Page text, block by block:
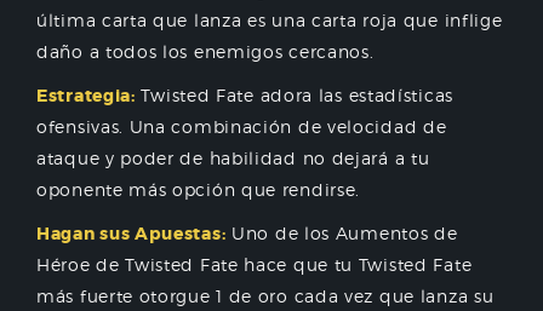
última carta que lanza es una carta roja que inflige
daño a todos los enemigos cercanos.
Estrategia: Twisted Fate adora las estadísticas
ofensivas. Una combinación de velocidad de
ataque y poder de habilidad no dejará a tu
oponente más opción que rendirse.
Hagan sus Apuestas: Uno de los Aumentos de
Héroe de Twisted Fate hace que tu Twisted Fate
más fuerte otorgue 1 de oro cada vez que lanza su